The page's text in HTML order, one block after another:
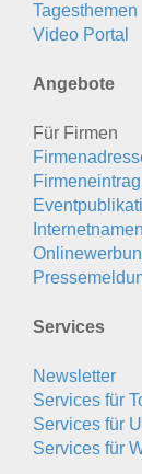
Tagesthemen
Video Portal
Angebote
Für Firmen
Services
Newsletter
Services für
Services für
Services für